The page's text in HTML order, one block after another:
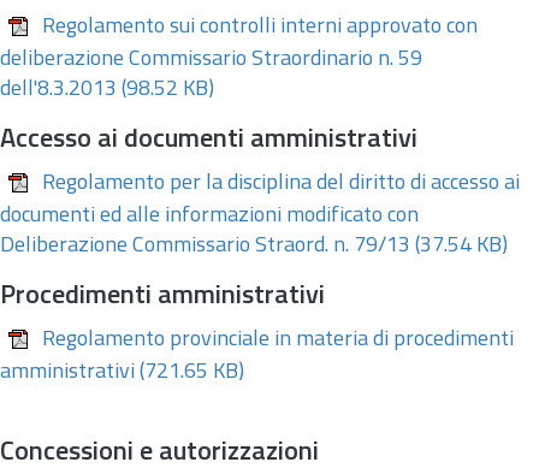
Regolamento sui controlli interni approvato con
deliberazione Commissario Straordinario n. 59
dell'8.3.2013 (98.52 KB)
Accesso ai documenti amministrativi
Regolamento per la disciplina del diritto di accesso ai
documenti ed alle informazioni modificato con
Deliberazione Commissario Straord. n. 79/13 (37.54 KB)
Procedimenti amministrativi
Regolamento provinciale in materia di procedimenti
amministrativi (721.65 KB)
Concessioni e autorizzazioni